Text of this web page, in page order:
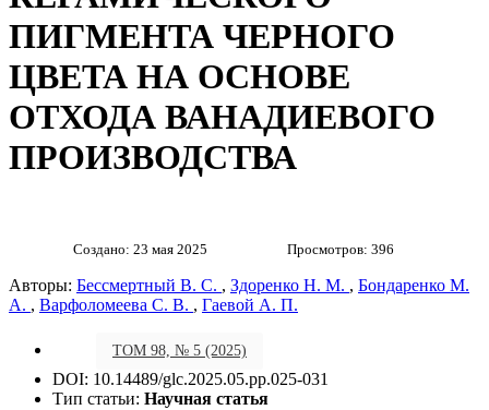
ПИГМЕНТА ЧЕРНОГО
ЦВЕТА НА ОСНОВЕ
ОТХОДА ВАНАДИЕВОГО
ПРОИЗВОДСТВА
Создано: 23 мая 2025 Просмотров: 396
Авторы: Бессмертный В. С. , Здоренко Н. М. , Бондаренко М.
А. , Варфоломеева С. В. , Гаевой А. П.
ТОМ 98, № 5 (2025)
DOI: 10.14489/glc.2025.05.pp.025-031
Тип статьи: Научная статья